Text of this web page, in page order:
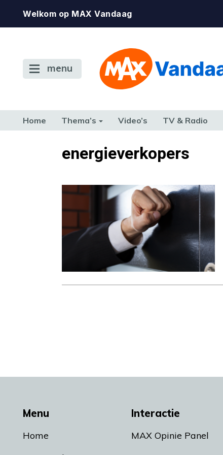
Welkom op MAX Vandaag
menu
Home Thema’s Video’s TV & Radio
TERUG NAAR TOENenergieverkopers
Menu
Home
Interactie
MAX Opinie Panel